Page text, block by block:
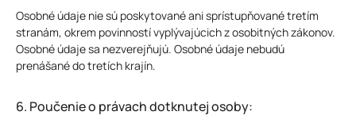
Osobné údaje nie sú poskytované ani sprístupňované tretím
stranám, okrem povinností vyplývajúcich z osobitných zákonov.
Osobné údaje sa nezverejňujú. Osobné údaje nebudú
prenášané do tretích krajín.
6. Poučenie o právach dotknutej osoby: